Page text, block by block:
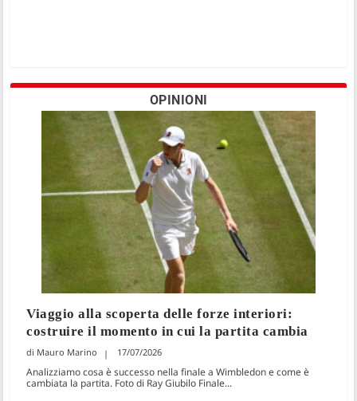
OPINIONI
Viaggio alla scoperta delle forze interiori:
costruire il momento in cui la partita cambia
Mauro Marino 17/07/2026
Analizziamo cosa è successo nella finale a Wimbledon e come è
cambiata la partita. Foto di Ray Giubilo Finale...